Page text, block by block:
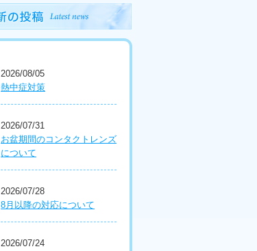
2026/08/05
熱中症対策
2026/07/31
お盆期間のコンタクトレンズ
について
2026/07/28
8月以降の対応について
2026/07/24